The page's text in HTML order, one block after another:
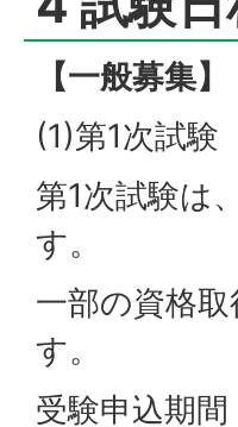
【一般募集】
(1)第1次試験
第1次試験は
す。
一部の資格
す。
受験申込期